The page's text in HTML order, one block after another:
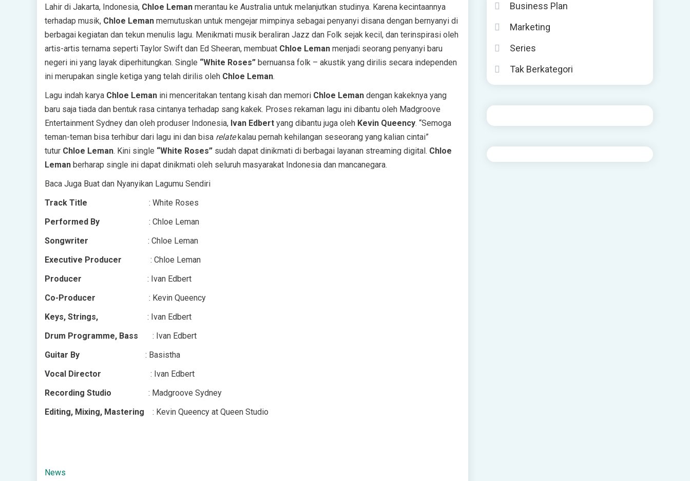
Lahir di Jakarta, Indonesia, Chloe Leman merantau ke Australia untuk melanjutkan studinya. Karena kecintaannya
terhadap musik, Chloe Leman memutuskan untuk mengejar mimpinya sebagai penyanyi disana dengan bernyanyi di
berbagai kegiatan dan tekun menulis lagu. Menikmati musik beraliran Jazz dan Folk sejak kecil, dan terinspirasi oleh
artis-artis ternama seperti Taylor Swift dan Ed Sheeran, membuat Chloe Leman menjadi seorang penyanyi baru
negeri ini yang layak diperhitungkan. Single “White Roses” bernuansa folk – akustik yang dirilis secara independen
ini merupakan single ketiga yang telah dirilis oleh Chloe Leman.
Lagu indah karya Chloe Leman ini menceritakan tentang kisah dan memori Chloe Leman dengan kakeknya yang
baru saja tiada dan bentuk rasa cintanya terhadap sang kakek. Proses rekaman lagu ini dibantu oleh Madgroove
Entertainment Sydney dan oleh produser Indonesia, Ivan Edbert yang dibantu juga oleh Kevin Queency. “Semoga
teman-teman bisa terhibur dari lagu ini dan bisa relatekalau pernah kehilangan seseorang yang kalian cintai”
tutur Chloe Leman. Kini single “White Roses” sudah dapat dinikmati di berbagai layanan streaming digital. Chloe
Leman berharap single ini dapat dinikmati oleh seluruh masyarakat Indonesia dan mancanegara.
Baca Juga Buat dan Nyanyikan Lagumu Sendiri
Track Title : White Roses
Performed By
: Chloe Leman
Songwriter : Chloe Leman
Executive Producer : Chloe Leman
Producer : Ivan Edbert
Co-Producer : Kevin Queency
Keys, Strings, : Ivan Edbert
Drum Programme, Bass
: Ivan Edbert
Guitar By : Basistha
Vocal Director
: Ivan Edbert
Recording Studio : Madgroove Sydney
Editing, Mixing, Mastering : Kevin Queency at Queen Studio
News
Business Plan
Marketing
Series
Tak Berkategori